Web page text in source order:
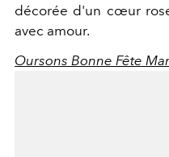
décorée d'un cœur
avec amour.
Oursons Bonne Fête